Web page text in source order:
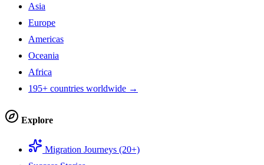
Asia
Europe
Americas
Oceania
Africa
195+ countries worldwide →
Explore
Migration Journeys (20+)